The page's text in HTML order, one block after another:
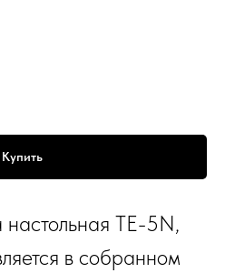
Купить
TE-5N,
в собранном